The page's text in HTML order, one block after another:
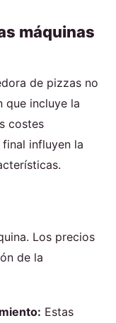
máquinas
de pizzas no
que incluye la
costes
influyen la
Los precios
de la
Estas